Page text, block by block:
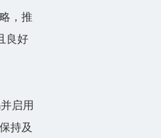
，推
良好
启用
持及